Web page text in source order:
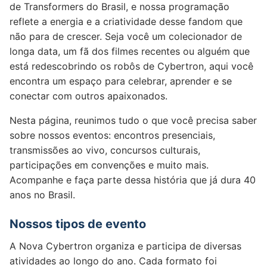
de Transformers do Brasil, e nossa programação
reflete a energia e a criatividade desse fandom que
não para de crescer. Seja você um colecionador de
longa data, um fã dos filmes recentes ou alguém que
está redescobrindo os robôs de Cybertron, aqui você
encontra um espaço para celebrar, aprender e se
conectar com outros apaixonados.
Nesta página, reunimos tudo o que você precisa saber
sobre nossos eventos: encontros presenciais,
transmissões ao vivo, concursos culturais,
participações em convenções e muito mais.
Acompanhe e faça parte dessa história que já dura 40
anos no Brasil.
Nossos tipos de evento
A Nova Cybertron organiza e participa de diversas
atividades ao longo do ano. Cada formato foi